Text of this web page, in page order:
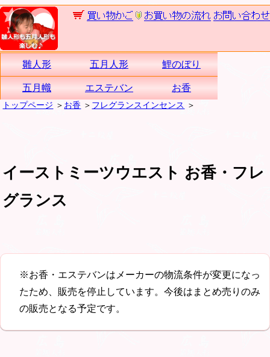
雛人形 五月人形 鯉のぼり
五月幟 エステバン お香
トップページ ＞ お香 ＞ フレグランスインセンス ＞
イーストミーツウエスト お香・フレ
グランス
※お香・エステバンはメーカーの物流条件が変更になっ
たため、販売を停止しています。今後はまとめ売りのみ
の販売となる予定です。